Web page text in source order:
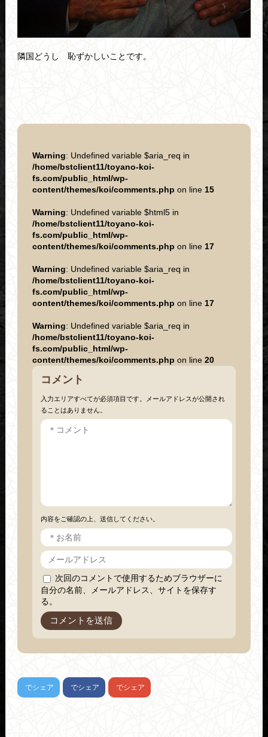
隣国どうし 恥ずかしいことです。
Warning: Undefined variable $aria_req in
/home/bstclient11/toyano-koi-
fs.com/public_html/wp-
content/themes/koi/comments.php on line 15
Warning: Undefined variable $html5 in
/home/bstclient11/toyano-koi-
fs.com/public_html/wp-
content/themes/koi/comments.php on line 17
Warning: Undefined variable $aria_req in
/home/bstclient11/toyano-koi-
fs.com/public_html/wp-
content/themes/koi/comments.php on line 17
Warning: Undefined variable $aria_req in
/home/bstclient11/toyano-koi-
fs.com/public_html/wp-
content/themes/koi/comments.php on line 20
コメント
入力エリアすべてが必須項目です。メールアドレスが公開され
ることはありません。
内容をご確認の上、送信してください。
次回のコメントで使用するためブラウザーに
自分の名前、メールアドレス、サイトを保存す
る。
でシェア でシェア でシェア